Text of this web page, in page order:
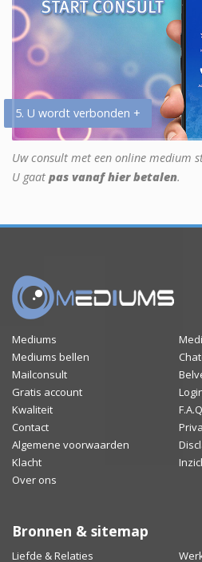
5. U wordt verbonden +
Uw consult met een online medium
U gaat pas vanaf hier betalen.
Mediums
Mediums bellen
Mailconsult
Gratis account
Kwaliteit
F.A.Q
Contact
Algemene voorwaarden
Klacht
Over ons
Bronnen & sitemap
Liefde & Relaties